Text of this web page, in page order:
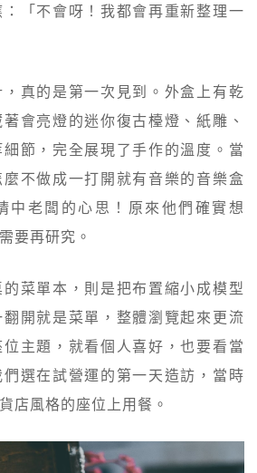
「不會呀！我都會再重新整理一
真的是第一次見到。外盒上有乾
會亮燈的迷你復古檯燈、紙雕、
節，完全展現了手作的溫度。當
不做成一打開就有音樂的音樂盒
中老闆的心思！原來他們確實想
要再研究。
菜單本，則是把布置縮小成模型
開就是菜單，整體瀏覽起來更流
主題，就看個人喜好，也要看當
選在試營運的第一天造訪，當時
店風格的座位上用餐。